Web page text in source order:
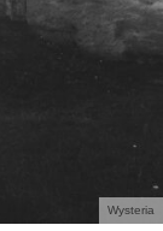
Wysteria